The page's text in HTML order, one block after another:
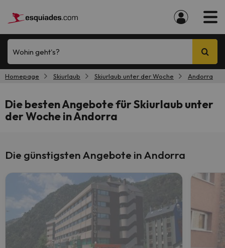
Wohin geht's?
Homepage Skiurlaub Skiurlaub unter der Woche Andorra
Die besten Angebote für Skiurlaub unter
der Woche in Andorra
Die günstigsten Angebote in Andorra